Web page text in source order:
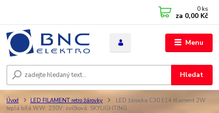
Menu
Hledat
0 ks
za 0,00 Kč
Úvod LED FILAMENT retro žárovky
LED žárovka C30 E14 filament 2W
teplá bílá WW; 230V; svíčková; SKYLIGHTING